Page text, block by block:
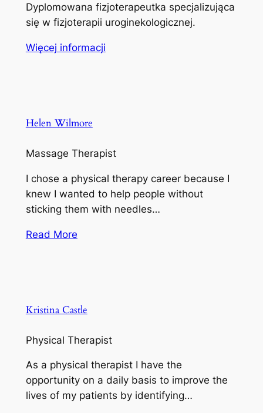
Dyplomowana fizjoterapeutka specjalizująca
się w fizjoterapii uroginekologicznej.
Więcej informacji
Helen Wilmore
Massage Therapist
I chose a physical therapy career because I
knew I wanted to help people without
sticking them with needles…
Read More
Kristina Castle
Physical Therapist
As a physical therapist I have the
opportunity on a daily basis to improve the
lives of my patients by identifying…